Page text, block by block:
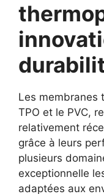
Les membranes
TPO et le PVC,
relativement
grâce à leurs
plusieurs
exceptionnelle
adaptées aux